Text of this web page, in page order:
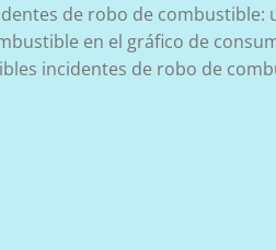
de robo de combustible:
en el gráfico de
incidentes de robo de